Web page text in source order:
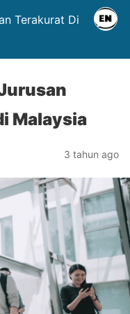
Terakurat Di
Malaysia
3 tahun ago